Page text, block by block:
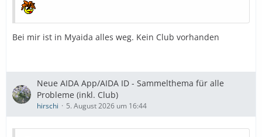
Bei mir ist in Myaida alles weg. Kein Club vorhanden
Neue AIDA App/AIDA ID - Sammelthema für alle
Probleme (inkl. Club)
hirschi 5. August 2026 um 16:44